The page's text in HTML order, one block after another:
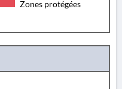
Zones protégées